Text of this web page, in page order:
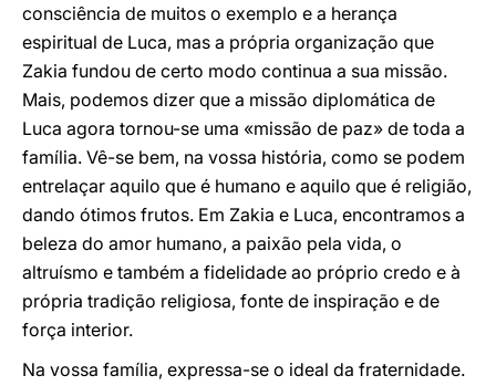
consciência de muitos o exemplo e a herança
espiritual de Luca, mas a própria organização que
Zakia fundou de certo modo continua a sua missão.
Mais, podemos dizer que a missão diplomática de
Luca agora tornou-se uma «missão de paz» de toda a
família. Vê-se bem, na vossa história, como se podem
entrelaçar aquilo que é humano e aquilo que é religião,
dando ótimos frutos. Em Zakia e Luca, encontramos a
beleza do amor humano, a paixão pela vida, o
altruísmo e também a fidelidade ao próprio credo e à
própria tradição religiosa, fonte de inspiração e de
força interior.
Na vossa família, expressa-se o ideal da fraternidade.